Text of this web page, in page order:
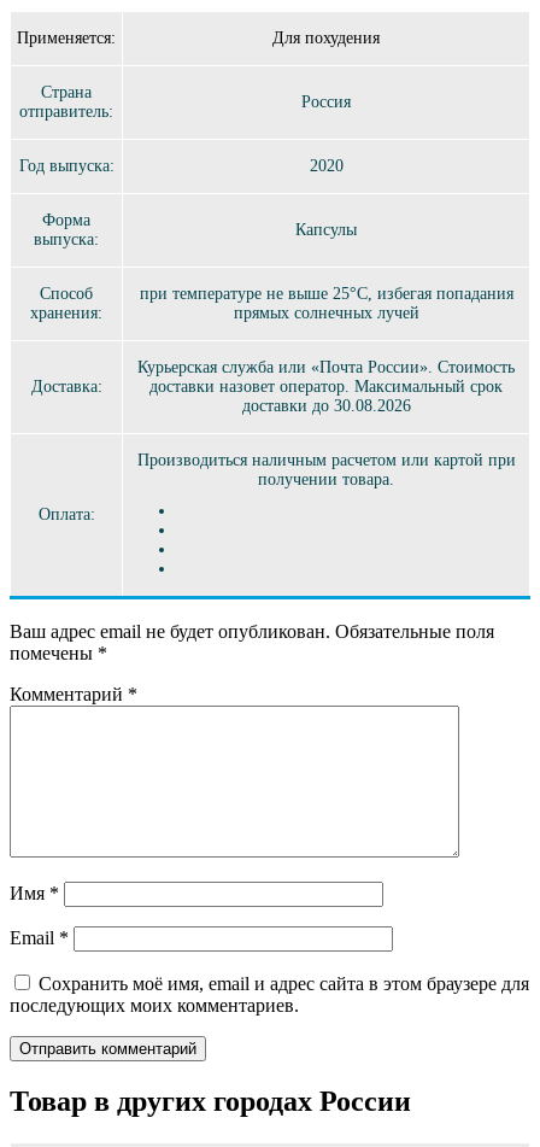
Применяется: Для похудения
Страна
отправитель:
Россия
Год выпуска: 2020
Форма
выпуска:
Капсулы
Способ
хранения:
при температуре не выше 25°C, избегая попадания
прямых солнечных лучей
Доставка:
Курьерская служба или «Почта России». Стоимость
доставки назовет оператор. Максимальный срок
доставки до 30.08.2026
Оплата:
Производиться наличным расчетом или картой при
получении товара.
Ваш адрес email не будет опубликован. Обязательные поля
помечены *
Комментарий *
Имя *
Email *
Сохранить моё имя, email и адрес сайта в этом браузере для
последующих моих комментариев.
Товар в других городах России